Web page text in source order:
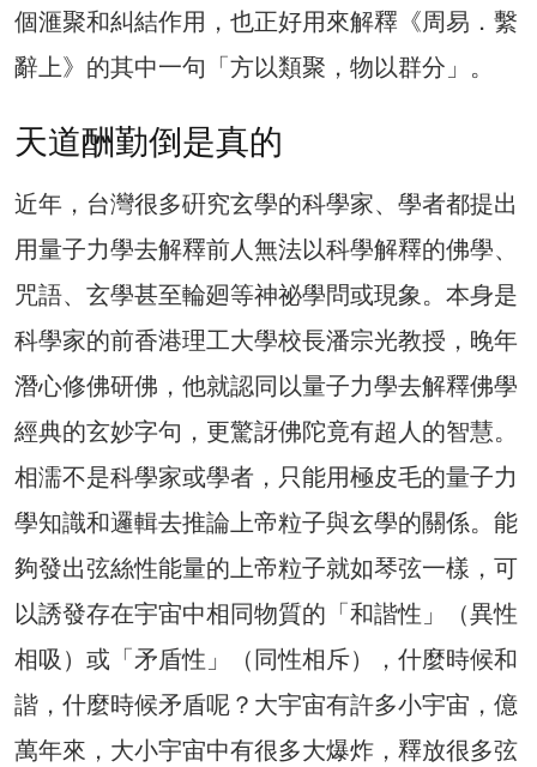
個滙聚和糾結作用，也正好用來解釋《周易．繫
辭上》的其中一句「方以類聚，物以群分」。
天道酬勤倒是真的
近年，台灣很多硏究玄學的科學家、學者都提出
用量子力學去解釋前人無法以科學解釋的佛學、
咒語、玄學甚至輪廻等神祕學問或現象。本身是
科學家的前香港理工大學校長潘宗光教授，晚年
潛心修佛研佛，他就認同以量子力學去解釋佛學
經典的玄妙字句，更驚訝佛陀竟有超人的智慧。
相濡不是科學家或學者，只能用極皮毛的量子力
學知識和邏輯去推論上帝粒子與玄學的關係。能
夠發出弦絲性能量的上帝粒子就如琴弦一樣，可
以誘發存在宇宙中相同物質的「和諧性」（異性
相吸）或「矛盾性」（同性相斥），什麼時候和
諧，什麼時候矛盾呢？大宇宙有許多小宇宙，億
萬年來，大小宇宙中有很多大爆炸，釋放很多弦